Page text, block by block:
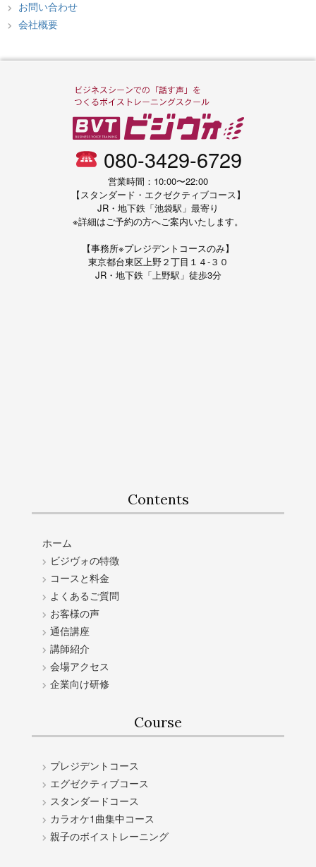
お問い合わせ
会社概要
080-3429-6729
営業時間：10:00〜22:00
【スタンダード・エクゼクティブコース】
JR・地下鉄「池袋駅」最寄り
※詳細はご予約の方へご案内いたします。
【事務所※プレジデントコースのみ】
東京都台東区上野２丁目１４-３０
JR・地下鉄「上野駅」徒歩3分
Contents
ホーム
ビジヴォの特徴
コースと料金
よくあるご質問
お客様の声
通信講座
講師紹介
会場アクセス
企業向け研修
Course
プレジデントコース
エグゼクティブコース
スタンダードコース
カラオケ1曲集中コース
親子のボイストレーニング